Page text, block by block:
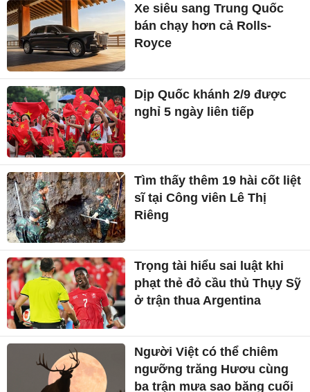
Xe siêu sang Trung Quốc
bán chạy hơn cả Rolls-
Royce
Dịp Quốc khánh 2/9 được
nghỉ 5 ngày liên tiếp
Tìm thấy thêm 19 hài cốt liệt
sĩ tại Công viên Lê Thị
Riêng
Trọng tài hiểu sai luật khi
phạt thẻ đỏ cầu thủ Thụy Sỹ
ở trận thua Argentina
Người Việt có thể chiêm
ngưỡng trăng Hươu cùng
ba trận mưa sao băng cuối